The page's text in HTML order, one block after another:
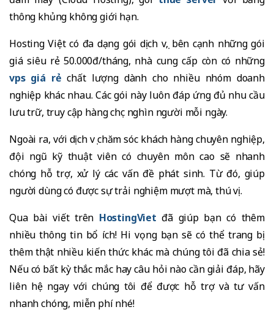
thông khủng không giới hạn.
Hosting Việt có đa dạng gói dịch vụ, bên cạnh những gói
giá siêu rẻ 50.000đ/tháng, nhà cung cấp còn có những
vps giá rẻ chất lượng dành cho nhiều nhóm doanh
nghiệp khác nhau. Các gói này luôn đáp ứng đủ nhu cầu
lưu trữ, truy cập hàng chục nghìn người mỗi ngày.
Ngoài ra, với dịch vụ chăm sóc khách hàng chuyên nghiệp,
đội ngũ kỹ thuật viên có chuyên môn cao sẽ nhanh
chóng hỗ trợ, xử lý các vấn đề phát sinh. Từ đó, giúp
người dùng có được sự trải nghiệm mượt mà, thú vị.
Qua bài viết trên HostingViet đã giúp bạn có thêm
nhiều thông tin bổ ích! Hi vọng bạn sẽ có thể trang bị
thêm thật nhiều kiến thức khác mà chúng tôi đã chia sẻ!
Nếu có bất kỳ thắc mắc hay câu hỏi nào cần giải đáp, hãy
liên hệ ngay với chúng tôi để được hỗ trợ và tư vấn
nhanh chóng, miễn phí nhé!